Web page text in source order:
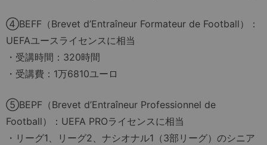
④BEFF（Brevet d’Entraîneur Formateur de Football）：
UEFAユースライセンスに相当
・受講時間：320時間
・受講費：1万6810ユーロ
⑤BEPF（Brevet d’Entraîneur Professionnel de
Football）：UEFA PROライセンスに相当
・リーグ1、リーグ2、ナシオナル1（3部リーグ）のシニア